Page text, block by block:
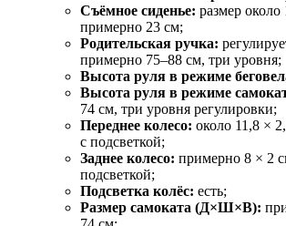
Съёмное сиденье: размер
примерно 23 см;
Родительская ручка:
примерно 75–88 см, три уровня;
Высота руля в режиме
Высота руля в режиме
74 см, три уровня регулировки;
Переднее колесо: около 11,8 ×
с подсветкой;
Заднее колесо: примерно 8 × 2
подсветкой;
Подсветка колёс: есть;
Размер самоката (Д×Ш×В):